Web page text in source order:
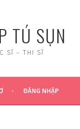
TÚ SỤN
SĨ – THI SĨ
ĐĂNG NHẬP